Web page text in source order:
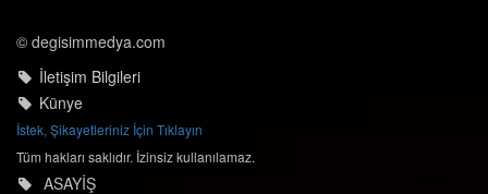
© degisimmedya.com
İletişim Bilgileri
Künye
İstek, Şikayetleriniz İçin Tıklayın
Tüm hakları saklıdır. İzinsiz kullanılamaz.
ASAYİŞ